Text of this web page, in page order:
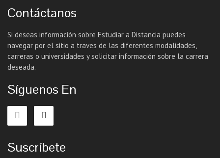
Contáctanos
Si deseas información sobre Estudiar a Distancia puedes
navegar por el sitio a traves de las diferentes modalidades,
carreras o universidades y solicitar información sobre la carrera
deseada.
Síguenos En
Suscríbete